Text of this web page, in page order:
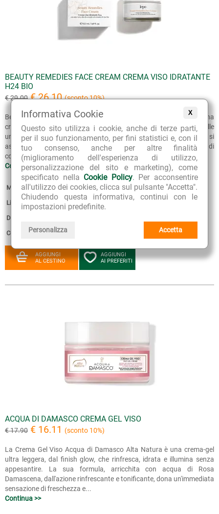
X
Informativa Cookie
Questo sito utilizza i cookie, anche di terze parti,
per il suo funzionamento, per fini statistici e, con il
tuo consenso, anche per altre finalità
(miglioramento dell'esperienza di utilizzo,
personalizzazione del sito e marketing), come
specificato nella Cookie Policy. Per acconsentire
all'utilizzo dei cookies, clicca sul pulsante "Accetta".
Chiudendo questa informativa, continui con le
impostazioni predefinite.
Personalizza Accetta
BEAUTY REMEDIES FACE CREAM CREMA VISO IDRATANTE
H24 BIO
€ 29.00 € 26.10(sconto 10%)
Beauty Remedies Face Cream Crema Viso Idratante h24 Lepo è una
crema dal tocco setoso, formulata per offrire a ogni tipo di pelle
un'idratazione intensa e prolungata. La sua texture ultra fondente si
assorbe all'istante, donando al viso una piacevole sensazione di
comfort che dura tutto il giorno.
Continua >>
Marca: Lepo
Linea: Beauty Remedies
Disponibilità:
Confezione: 50 ml
AGGIUNGI
AL CESTINO
AGGIUNGI
AI PREFERITI
ACQUA DI DAMASCO CREMA GEL VISO
€ 17.90 € 16.11 (sconto 10%)
La Crema Gel Viso Acqua di Damasco Alta Natura è una crema-gel
ultra leggera, dal finish glow, che rinfresca, idrata e illumina senza
appesantire. La sua formula, arricchita con acqua di Rosa
Damascena, dall'azione rinfrescante e tonificante, dona un'immediata
sensazione di freschezza e...
Continua >>